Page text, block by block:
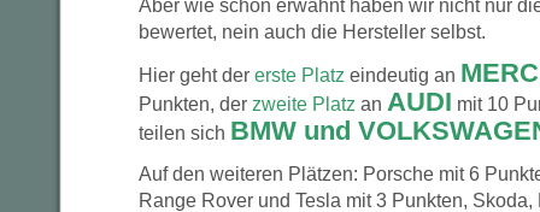
Aber wie schon erwähnt haben wir nicht nur
bewertet, nein auch die Hersteller selbst.
Hier geht der erste Platz eindeutig an
Punkten, der zweite Platz an AUDI mit 10
teilen sich BMW und
Auf den weiteren Plätzen: Porsche mit 6
Range Rover und Tesla mit 3 Punkten,